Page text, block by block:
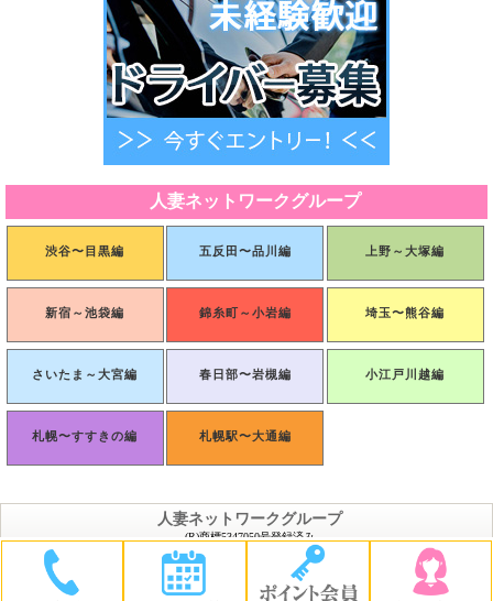
人妻ネットワークグループ
渋谷〜目黒編 五反田〜品川編 上野～大塚編
新宿～池袋編 錦糸町～小岩編 埼玉〜熊谷編
さいたま～大宮編 春日部〜岩槻編 小江戸川越編
札幌〜すすきの編 札幌駅〜大通編
人妻ネットワークグループ
(R)商標5347050号登録済み